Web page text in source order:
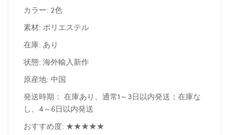
カラー: 2色
素材: ポリエステル
在庫: あり
状態: 海外輸入新作
原産地: 中国
発送時期： 在庫あり、通常1～3日以内発送；在庫な
し、4～6日以内発送
おすすめ度: ★★★★★